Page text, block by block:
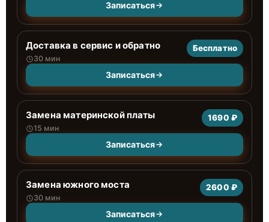
Записаться
Доставка в сервис и обратно
30 мин
Бесплатно
Записаться
Замена материнской платы
15 мин
1690 ₽
Записаться
Замена южного моста
30 мин
2600 ₽
Записаться